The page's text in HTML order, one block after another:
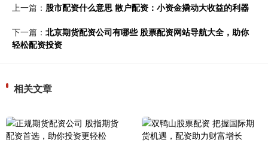
上一篇： 股市配资什么意思 散户配资：小资金撬动大收益的利器
下一篇： 北京期货配资公司有哪些 股票配资网站导航大全，助你
轻松配资投资
相关文章